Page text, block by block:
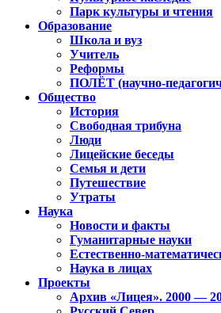
Парк культуры и чтения
Образование
Школа и вуз
Учитель
Реформы
ПОЛЁТ (научно-
Общество
История
Свободная трибуна
Люди
Лицейские беседы
Семья и дети
Путешествие
Утраты
Наука
Новости и факты
Гуманитарные науки
Естественно-
Наука в лицах
Проекты
Архив «Лицея». 2000 —